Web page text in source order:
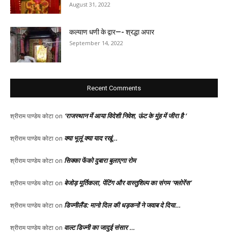
August 31, 2022
कल्याण धणी के द्वार—- श्रद्धा अपार
September 14, 2022
Recent Comments
श्रीराम पाण्डेय कोटा on ‘राजस्थान में आया विदेशी निवेश, ऊंट के मुंह में जीरा है ‘
श्रीराम पाण्डेय कोटा on क्या भूलूं क्या याद रखूं…
श्रीराम पाण्डेय कोटा on सिक्का फेंको दुबारा बुलाएगा रोम
श्रीराम पाण्डेय कोटा on बेजोड़ मूर्तिकला, पेंटिंग और वास्तुशिल्प का संगम ‘फ्लोरेंस’
श्रीराम पाण्डेय कोटा on डिज्नीलैंड: मानो दिल की धड़कनों ने जवाब दे दिया…
श्रीराम पाण्डेय कोटा on वाल्ट डिज्नी का जादुई संसार …